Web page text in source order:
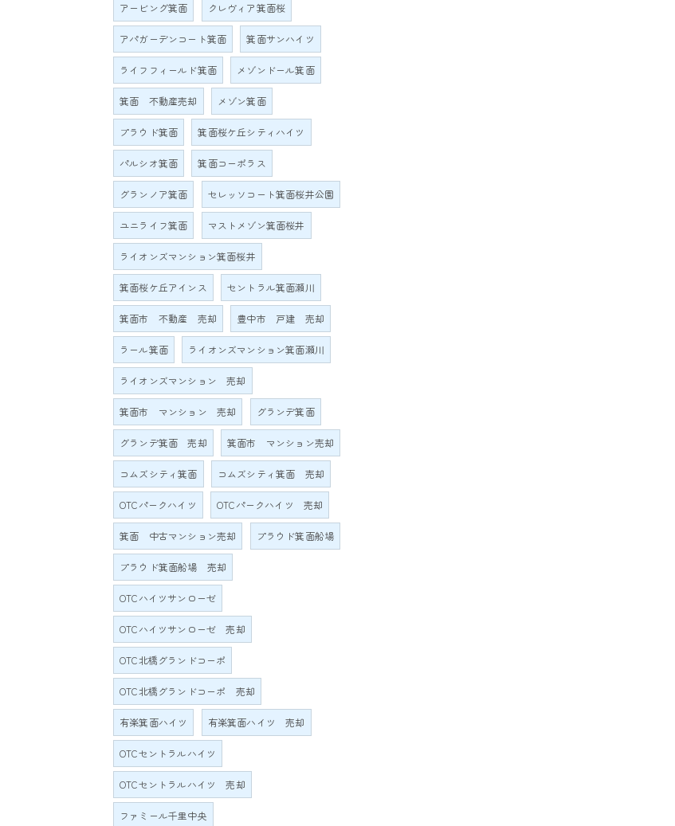
アービング箕面 クレヴィア箕面桜
アパガーデンコート箕面 箕面サンハイツ
ライフフィールド箕面 メゾンドール箕面
箕面 不動産売却 メゾン箕面
プラウド箕面 箕面桜ケ丘シティハイツ
パルシオ箕面 箕面コーポラス
グランノア箕面 セレッソコート箕面桜井公園
ユニライフ箕面 マストメゾン箕面桜井
ライオンズマンション箕面桜井
箕面桜ケ丘アインス セントラル箕面瀬川
箕面市 不動産 売却 豊中市 戸建 売却
ラール箕面 ライオンズマンション箕面瀬川
ライオンズマンション 売却
箕面市 マンション 売却 グランデ箕面
グランデ箕面 売却 箕面市 マンション売却
コムズシティ箕面 コムズシティ箕面 売却
OTCパークハイツ OTCパークハイツ 売却
箕面 中古マンション売却 プラウド箕面船場
プラウド箕面船場 売却
OTCハイツサンローゼ
OTCハイツサンローゼ 売却
OTC北橋グランドコーポ
OTC北橋グランドコーポ 売却
有楽箕面ハイツ 有楽箕面ハイツ 売却
OTCセントラルハイツ
OTCセントラルハイツ 売却
ファミール千里中央